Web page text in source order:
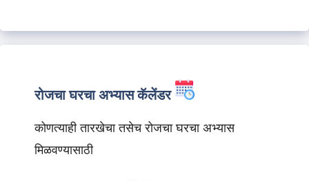
रोजचा घरचा अभ्यास कॅलेंडर
कोणत्याही तारखेचा तसेच रोजचा घरचा अभ्यास
मिळवण्यासाठी